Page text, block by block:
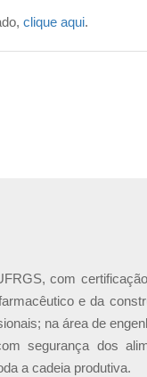
clique aqui.
com
e da
na área de
segurança dos
a cadeia produtiva.